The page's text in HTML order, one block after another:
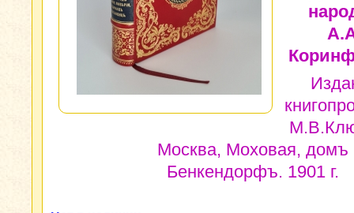
Москва, Моховая, домъ
Бенкендорфъ. 1901 г.